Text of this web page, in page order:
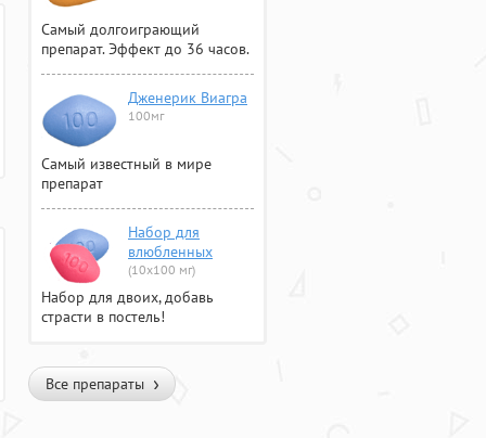
Самый долгоиграющий
препарат. Эффект до 36 часов.
Дженерик Виагра
100мг
Самый известный в мире
препарат
Набор для
влюбленных
(10х100 мг)
Набор для двоих, добавь
страсти в постель!
Все препараты